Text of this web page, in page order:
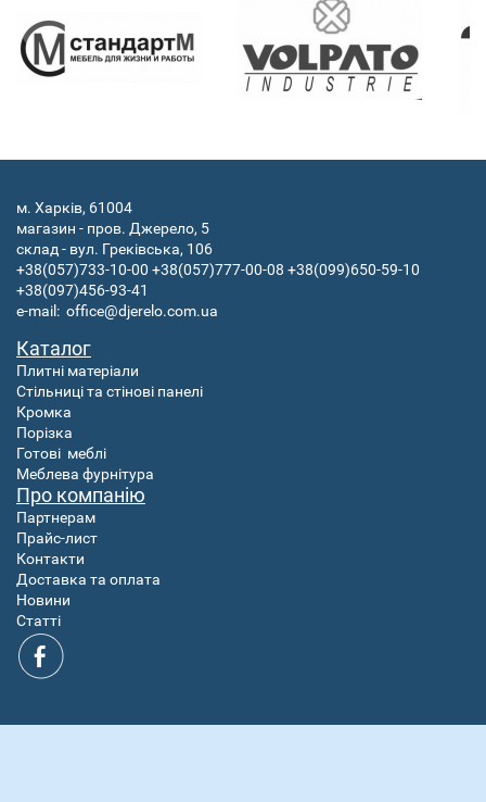
м. Харків, 61004
магазин - пров. Джерело, 5
склад - вул. Греківська, 106
+38(057)733-10-00 +38(057)777-00-08 +38(099)650-59-10
+38(097)456-93-41
e-mail: office@djerelo.com.ua
Каталог
Плитні матеріали
Стільниці та стінові панелі
Кромка
Порізка
Готові меблі
Меблева фурнітура
Про компанію
Партнерам
Прайс-лист
Контакти
Доставка та оплата
Новини
Статті